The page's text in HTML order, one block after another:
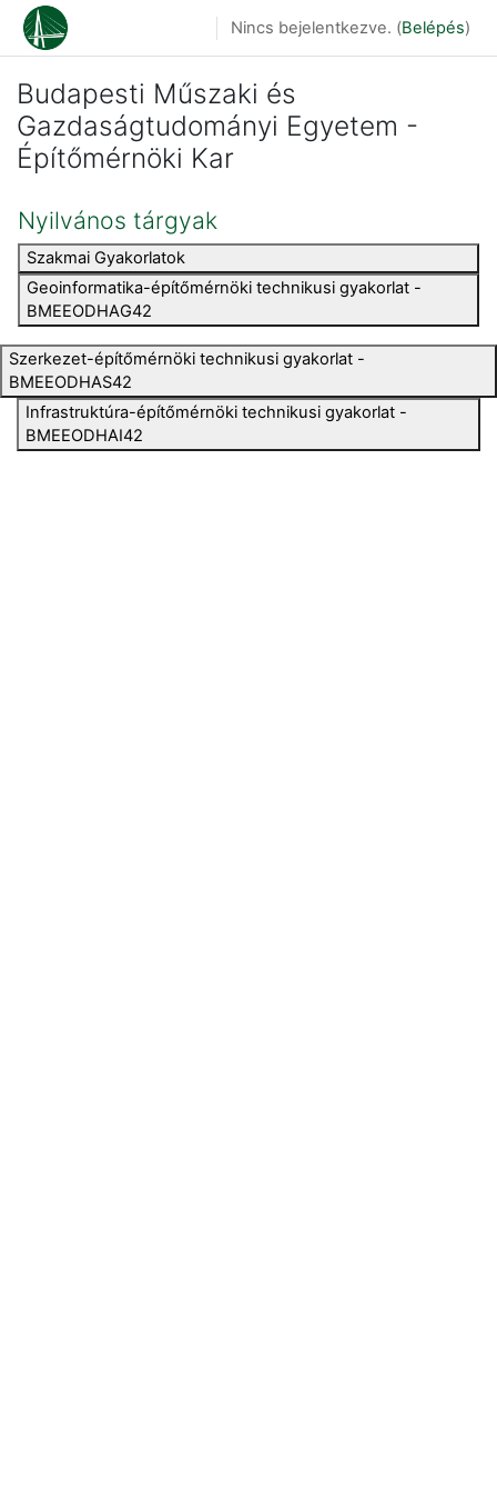
Tovább a fő tartalomhoz
Nincs bejelentkezve. (Belépés)
Budapesti Műszaki és
Gazdaságtudományi Egyetem -
Építőmérnöki Kar
Nyilvános tárgyak
Szakmai Gyakorlatok
Geoinformatika-építőmérnöki technikusi gyakorlat -
BMEEODHAG42
Szerkezet-építőmérnöki technikusi gyakorlat -
BMEEODHAS42
Infrastruktúra-építőmérnöki technikusi gyakorlat -
BMEEODHAI42